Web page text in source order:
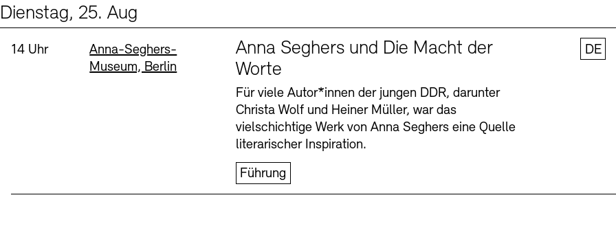
Dienstag, 25. Aug
Uhrzeit:
14 Uhr Standort
Anna-Seghers-
Museum, Berlin
Anna Seghers und Die Macht der
Worte
Für viele Autor*innen der jungen DDR, darunter
Christa Wolf und Heiner Müller, war das
vielschichtige Werk von Anna Seghers eine Quelle
literarischer Inspiration.
Führung
DE